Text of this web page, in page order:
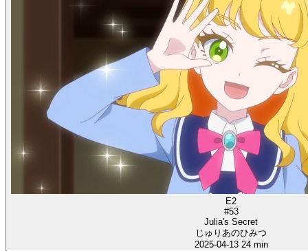
E2
#53
Julia's Secret
じゅりあのひみつ
2025-04-13 24 min